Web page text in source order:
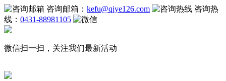
咨询邮箱： kefu@qiye126.com
咨询热
线： 0431-88981105
微信扫一扫，关注我们最新活动